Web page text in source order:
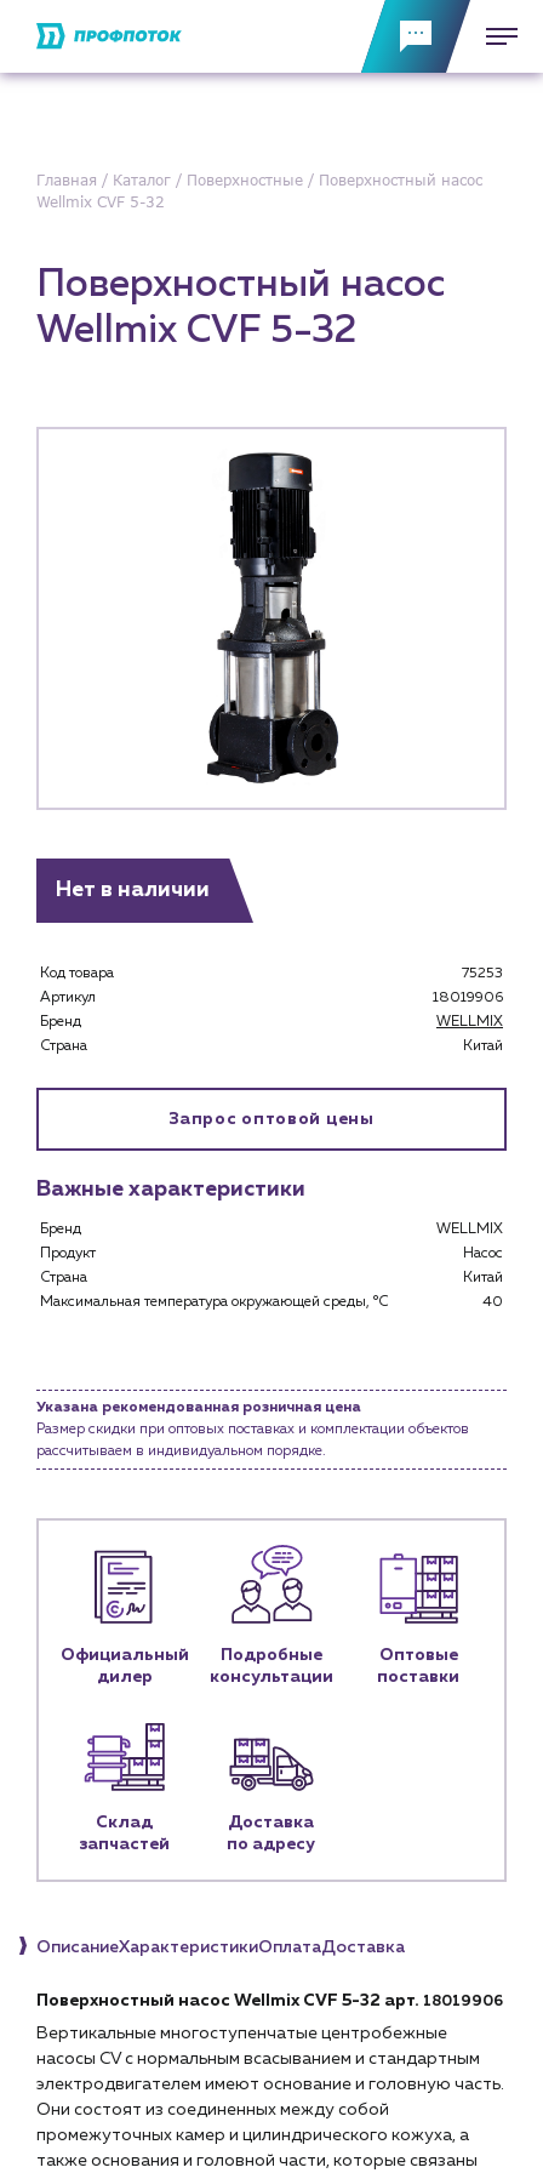
Клиентам
Монтажным бригадам
Услуги
Портфолио
Новости
Блог
Личный кабинет
Контакты
Наши партнёры
+7 (918) 070-19-79
Пн – пт: 9:00 – 18:00
sales@profpotok.ru
г. Краснодар, ул. Российская, 63
Главная Каталог Поверхностные
Поверхностный насос
Wellmix CVF 5-32
Поверхностный насос
Wellmix CVF 5-32
Нет в наличии
Код товара
75253
Артикул
18019906
Бренд
WELLMIX
Страна
Китай
Запрос оптовой цены
Важные характеристики
Бренд
WELLMIX
Продукт
Насос
Страна
Китай
Максимальная температура окружающей среды, °C
40
Указана рекомендованная розничная цена
Размер скидки при оптовых поставках и комплектации объектов
рассчитываем в индивидуальном порядке.
Официальный
дилер
Подробные
консультации
Оптовые
поставки
Склад
запчастей
Доставка
по адресу
ОписаниеХарактеристикиОплатаДоставка
Поверхностный насос Wellmix CVF 5-32 арт. 18019906
Вертикальные многоступенчатые центробежные
насосы CV с нормальным всасыванием и стандартным
электродвигателем имеют основание и головную часть.
Они состоят из соединенных между собой
промежуточных камер и цилиндрического кожуха, а
также основания и головной части, которые связаны